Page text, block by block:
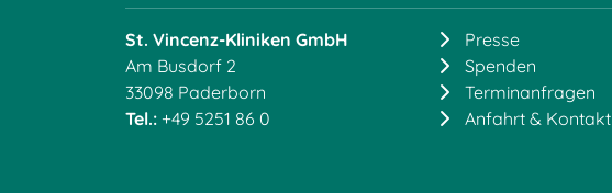
St. Vincenz-Kliniken GmbH
Am Busdorf 2
33098 Paderborn
Tel.: +49 5251 86 0
Presse
Spenden
Terminanfragen
Anfahrt & Kontakt